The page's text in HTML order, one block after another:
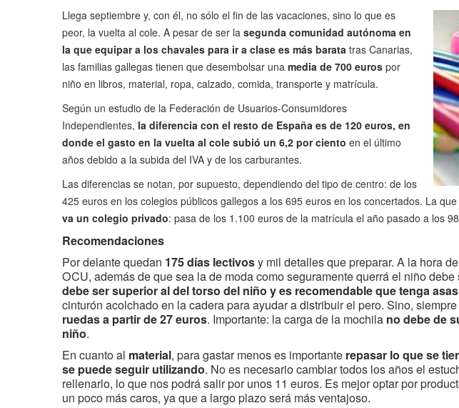
Llega septiembre y, con él, no sólo el fin de las vacaciones, sino lo que es
peor, la vuelta al cole. A pesar de ser la segunda comunidad autónoma en
la que equipar a los chavales para ir a clase es más barata tras Canarias,
las familias gallegas tienen que desembolsar una media de 700 euros por
niño en libros, material, ropa, calzado, comida, transporte y matrícula.
Según un estudio de la Federación de Usuarios-Consumidores
Independientes, la diferencia con el resto de España es de 120 euros, en
donde el gasto en la vuelta al cole subió un 6,2 por ciento en el último
años debido a la subida del IVA y de los carburantes.
Las diferencias se notan, por supuesto, dependiendo del tipo de centro: de los
425 euros en los colegios públicos gallegos a los 695 euros en los concertados. La que
va un colegio privado: pasa de los 1.100 euros de la matrícula el año pasado a los
Recomendaciones
Por delante quedan 175 días lectivosy mil detalles que preparar. A la hora
OCU, además de que sea la de moda como seguramente querrá el niño debe
debe ser superior al del torso del niño y es recomendable que tenga
cinturón acolchado en la cadera para ayudar a distribuir el pero. Sino,
ruedas a partir de 27 euros. Importante: la carga de la mochila no debe de
niño.
En cuanto al material, para gastar menos es importante repasar lo que se
se puede seguir utilizando. No es necesario cambiar todos los años el
rellenarlo, lo que nos podrá salir por unos 11 euros. Es mejor optar por
un poco más caros, ya que a largo plazo será más ventajoso.